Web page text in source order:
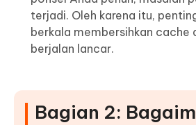
terjadi. Oleh karena itu,
berkala membersihkan cache
berjalan lancar.
Bagian 2: